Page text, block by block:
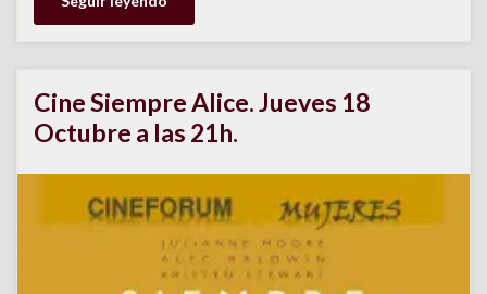
Cine Siempre Alice. Jueves 18
Octubre a las 21h.